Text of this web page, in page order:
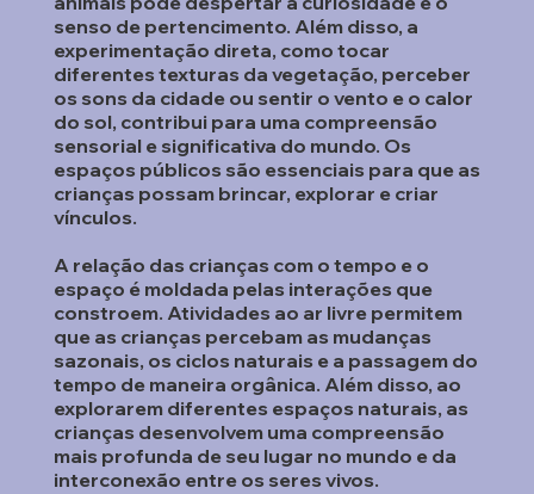
senso de pertencimento. Além disso, a
experimentação direta, como tocar
diferentes texturas da vegetação, perceber
os sons da cidade ou sentir o vento e o calor
do sol, contribui para uma compreensão
sensorial e significativa do mundo. Os
espaços públicos são essenciais para que as
crianças possam brincar, explorar e criar
vínculos.
A relação das crianças com o tempo e o
espaço é moldada pelas interações que
constroem. Atividades ao ar livre permitem
que as crianças percebam as mudanças
sazonais, os ciclos naturais e a passagem do
tempo de maneira orgânica. Além disso, ao
explorarem diferentes espaços naturais, as
crianças desenvolvem uma compreensão
mais profunda de seu lugar no mundo e da
interconexão entre os seres vivos.